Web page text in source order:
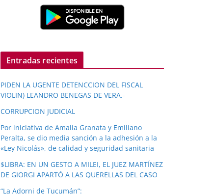
Entradas recientes
PIDEN LA UGENTE DETENCCION DEL FISCAL
VIOLIN) LEANDRO BENEGAS DE VERA.-
CORRUPCION JUDICIAL
Por iniciativa de Amalia Granata y Emiliano
Peralta, se dio media sanción a la adhesión a la
«Ley Nicolás», de calidad y seguridad sanitaria
$LIBRA: EN UN GESTO A MILEI, EL JUEZ MARTÍNEZ
DE GIORGI APARTÓ A LAS QUERELLAS DEL CASO
“La Adorni de Tucumán”: